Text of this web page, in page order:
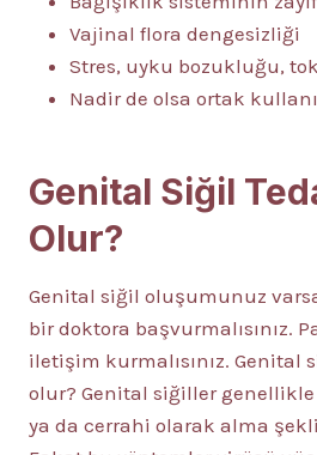
Vajinal flora dengesizliği
Stres, uyku bozukluğu,
Nadir de olsa ortak
Genital Siğil
Olur?
Genital siğil oluşumunuz
bir doktora başvurmalısınız.
iletişim kurmalısınız. Genital
olur? Genital siğiller
ya da cerrahi olarak alma